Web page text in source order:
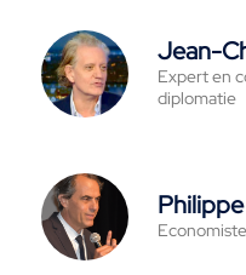
Jean-
Expert en
diplomatie
Economiste